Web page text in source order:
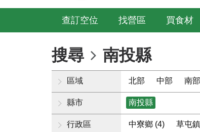
查訂空位 找營區 買食材
搜尋 南投縣
區域 北部 中部 南部
縣市 南投縣
行政區 中寮鄉 (4) 草屯